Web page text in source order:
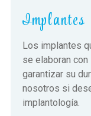
Implantes
Los implantes
se elaboran
garantizar su
nosotros si
implantología.